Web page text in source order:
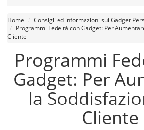
Home
Consigli ed informazioni sui Gadget
Programmi Fedeltà con Gadget: Per
Cliente
Programmi
Gadget: Per
la
Cliente